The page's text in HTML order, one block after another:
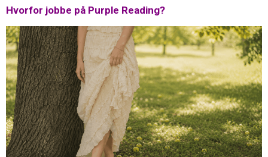
Hvorfor jobbe på Purple Reading?